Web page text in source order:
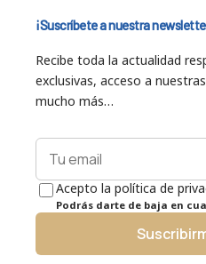
¡Suscríbete a nuestra
Recibe toda la actualidad
exclusivas, acceso a
mucho más…
Acepto la política de
Podrás darte de baja en